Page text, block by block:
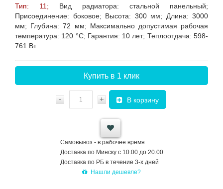
Тип: 11; Вид радиатора: стальной панельный;
Присоединение: боковое; Высота: 300 мм; Длина: 3000
мм; Глубина: 72 мм; Максимально допустимая рабочая
температура: 120 °C; Гарантия: 10 лет; Теплоотдача: 598-
761 Вт
Купить в 1 клик
- + В корзину
Самовывоз - в рабочее время
Доставка по Минску с 10.00 до 20.00
Доставка по РБ в течение 3-х дней
Нашли дешевле?